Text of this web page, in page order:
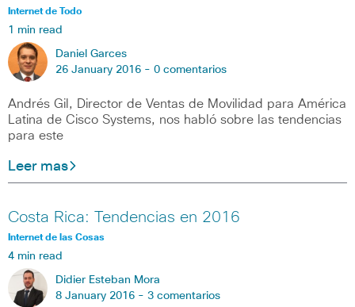
Internet de Todo
1 min read
Daniel Garces
26 January 2016 - 0 comentarios
Andrés Gil, Director de Ventas de Movilidad para América
Latina de Cisco Systems, nos habló sobre las tendencias
para este
Leer mas
Costa Rica: Tendencias en 2016
Internet de las Cosas
4 min read
Didier Esteban Mora
8 January 2016 - 3 comentarios